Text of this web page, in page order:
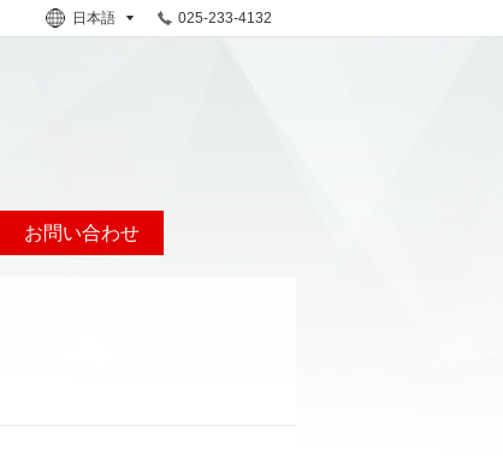
日本語 025-233-4132
お問い合わせ